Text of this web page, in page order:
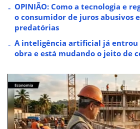
OPINIÃO: Como a tecnologia e
o consumidor de juros abusivos
predatórias
A inteligência artificial já entrou
obra e está mudando o jeito de